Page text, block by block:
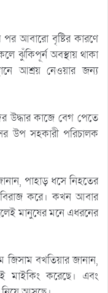
আবারো বৃষ্টির কারণে
ঝুঁকিপূর্ন অবস্থায় থাকা
আশ্রয় নেওয়ার জন্য
উদ্ধার কাজে বেগ পেতে
উপ সহকারী পরিচালক
পাহাড় ধসে নিহতের
করে। কখন আবার
মানুষের মনে এধরনের
জিসাম বখতিয়ার জানান,
মাইকিং করেছে। এবং